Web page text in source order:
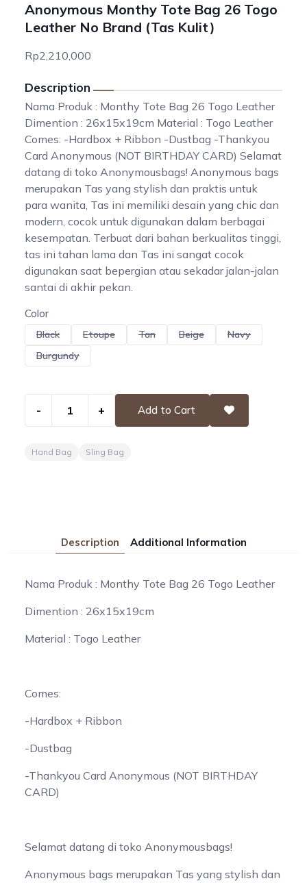
Anonymous Monthy Tote Bag 26 Togo
Leather No Brand (Tas Kulit)
Rp2,210,000
Description
Nama Produk : Monthy Tote Bag 26 Togo Leather
Dimention : 26x15x19cm Material : Togo Leather
Comes: -Hardbox + Ribbon -Dustbag -Thankyou
Card Anonymous (NOT BIRTHDAY CARD) Selamat
datang di toko Anonymousbags! Anonymous bags
merupakan Tas yang stylish dan praktis untuk
para wanita, Tas ini memiliki desain yang chic dan
modern, cocok untuk digunakan dalam berbagai
kesempatan. Terbuat dari bahan berkualitas tinggi,
tas ini tahan lama dan Tas ini sangat cocok
digunakan saat bepergian atau sekadar jalan-jalan
santai di akhir pekan.
Color
Black Etoupe Tan Beige
Navy
Burgundy
- + Add to Cart
Hand Bag Sling Bag
Description Additional Information
Nama Produk : Monthy Tote Bag 26 Togo Leather
Dimention : 26x15x19cm
Material : Togo Leather
Comes:
-Hardbox + Ribbon
-Dustbag
-Thankyou Card Anonymous (NOT BIRTHDAY
CARD)
Selamat datang di toko Anonymousbags!
Anonymous bags merupakan Tas yang stylish dan